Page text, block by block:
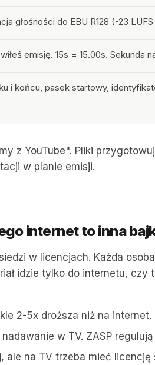
głośności do EBU R128 (-23 LUFS
emisję. 15s = 15.00s. Sekunda
i końcu, pasek startowy,
z YouTube". Pliki
w planie emisji.
internet to inna
w licencjach. Każda
idzie tylko do internetu,
2-5x droższa niż na
w TV. ZASP regulują
ale na TV trzeba mieć